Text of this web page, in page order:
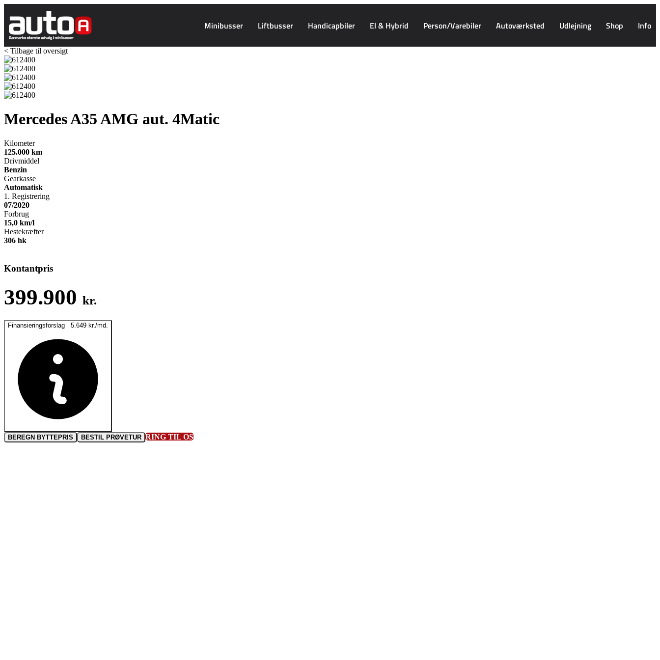
Minibusser Liftbusser Handicapbiler El & Hybrid Person/Varebiler Autoværksted Udlejning Shop Info
< Tilbage til oversigt
Mercedes A35AMG aut. 4Matic
Kilometer
125.000 km
Drivmiddel
Benzin
Gearkasse
Automatisk
1. Registrering
07/2020
Forbrug
15,0 km/l
Hestekræfter
306 hk
Kontantpris
399.900 kr.
Finansieringsforslag 5.649 kr./md.
BEREGN BYTTEPRIS BESTIL PRØVETUR RING TIL OS